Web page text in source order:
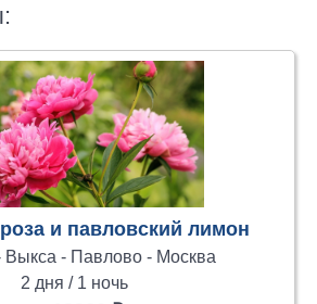
и павловский лимон
Выкса - Павлово - Москва
2 дня / 1 ночь